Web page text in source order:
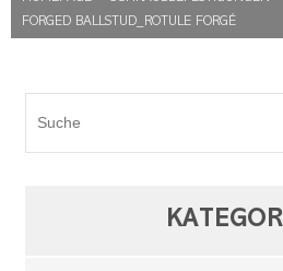
FORGED BALLSTUD_ROTULE FORGÉ